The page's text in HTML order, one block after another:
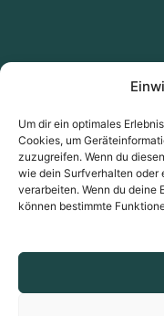
Um dir ein optimales
Cookies, um
zuzugreifen. Wenn du
wie dein Surfverhalten oder
verarbeiten. Wenn du deine
können bestimmte